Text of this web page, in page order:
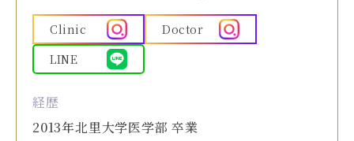
Clinic
Doctor
LINE
経歴
2013年北里大学医学部 卒業